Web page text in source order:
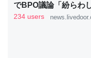
論文では「淡水はカ
でBPO議論「紛らわ
しないほうが」 - ライ
234 users